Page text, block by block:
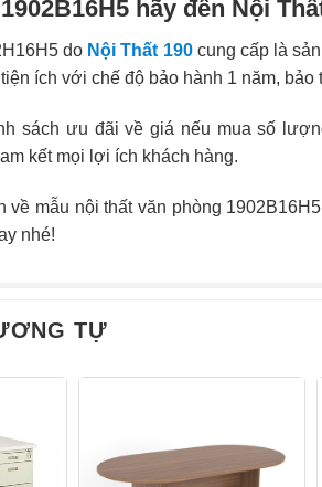
hãy đến Nội
do Nội Thất 190cung cấp là
ích với chế độ bảo hành 1 năm,
sách ưu đãi về giá nếu mua số
kết mọi lợi ích khách hàng.
về mẫu nội thất văn phòng
nhé!
TỰ